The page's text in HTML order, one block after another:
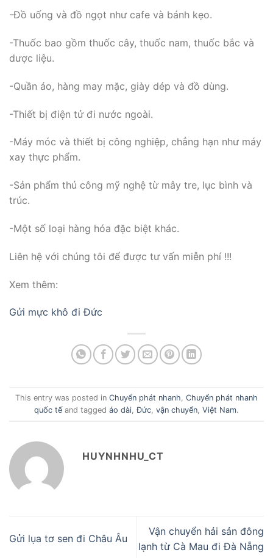
-Đồ uống và đồ ngọt như cafe và bánh kẹo.
-Thuốc bao gồm thuốc cây, thuốc nam, thuốc bắc và
dược liệu.
-Quần áo, hàng may mặc, giày dép và đồ dùng.
-Thiết bị điện tử đi nước ngoài.
-Máy móc và thiết bị công nghiệp, chẳng hạn như máy
xay thực phẩm.
-Sản phẩm thủ công mỹ nghệ từ mây tre, lục bình và
trúc.
-Một số loại hàng hóa đặc biệt khác.
Liên hệ với chúng tôi để được tư vấn miễn phí !!!
Xem thêm:
Gửi mực khô đi Đức
This entry was posted in Chuyển phát nhanh Chuyển phát nhanh
quốc tế and tagged áo dài ,Đức vận chuyển Việt Nam.
HUYNHNHU_CT
Gửi lụa tơ sen đi Châu Âu
Vận chuyển hải sản đông
lạnh từ Cà Mau đi Đà Nẵng